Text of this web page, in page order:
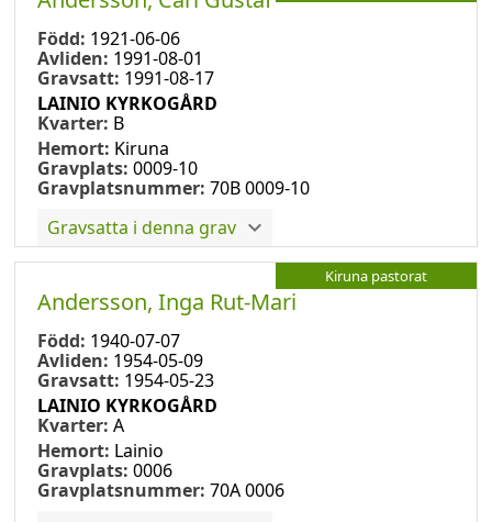
Född: 1921-06-06
Avliden: 1991-08-01
Gravsatt: 1991-08-17
LAINIO KYRKOGÅRD
Kvarter: B
Hemort: Kiruna
Gravplats: 0009-10
Gravplatsnummer: 70B 0009-10
Gravsatta i denna grav
Kiruna pastorat
Andersson, Inga Rut-Mari
Född: 1940-07-07
Avliden: 1954-05-09
Gravsatt: 1954-05-23
LAINIO KYRKOGÅRD
Kvarter: A
Hemort: Lainio
Gravplats: 0006
Gravplatsnummer: 70A 0006